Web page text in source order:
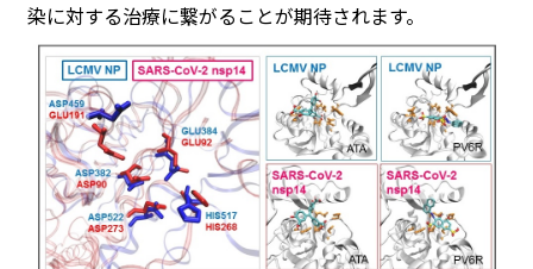
染に対する治療に繋がることが期待されます。